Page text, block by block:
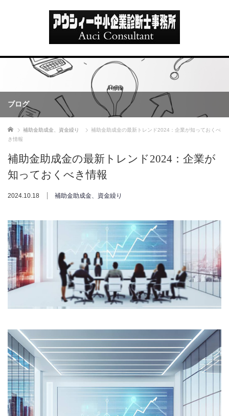
ブログ
ホーム 補助金助成金、資金繰り
補助金助成金の最新トレンド2024：企業が知っておくべ
き情報
補助金助成金の最新トレンド2024：企業が
知っておくべき情報
2024.10.18 補助金助成金、資金繰り